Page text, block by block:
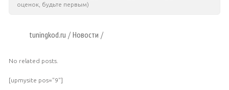
оценок, будьте первым)
tuningkod.ru / Новости /
No related posts.
[upmysite pos="9"]